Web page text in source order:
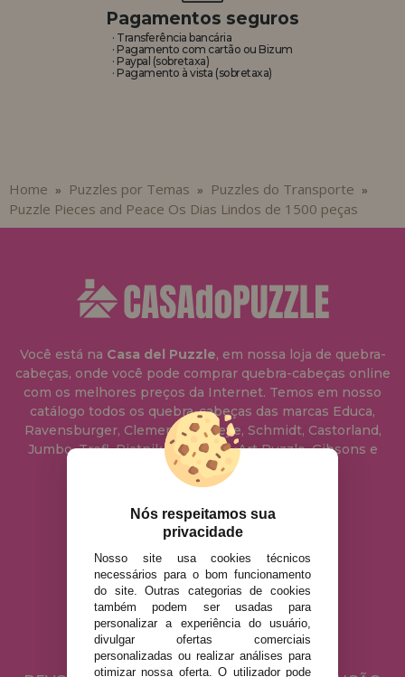
Pagamentos seguros
· Transferência bancária
· Pagamento com cartão ou Bizum
· Paypal (sobretaxa)
· Pagamento à vista (sobretaxa)
Home » Puzzles por Temas » Puzzles do Transporte »
Puzzle Pieces and Peace Os Dias Lindos de 1500 peças
Você está na Casa del Puzzle, em nossa loja de quebra-
cabeças, onde você pode comprar quebra-cabeças online
com os melhores preços da Internet. Temos em nosso
catálogo todos os quebra-cabeças das marcas Educa,
Ravensburger, Clementoni, Heye, Schmidt, Castorland,
Jumbo, Trefl, Piatnik, Anatolian, Art Puzzle, Gibsons e
muito mais.
info@casadopuzzle.pt
AVISO LEGAL
POLÍTICA DE PRIVACIDADE
POLÍTICA DE COOKIES
ENVIO E DEVOLUÇÕES
Nós respeitamos sua
privacidade
Nosso site usa cookies técnicos
necessários para o bom funcionamento
do site. Outras categorias de cookies
também podem ser usadas para
personalizar a experiência do usuário,
divulgar ofertas comerciais
personalizadas ou realizar análises para
otimizar nossa oferta. O utilizador pode